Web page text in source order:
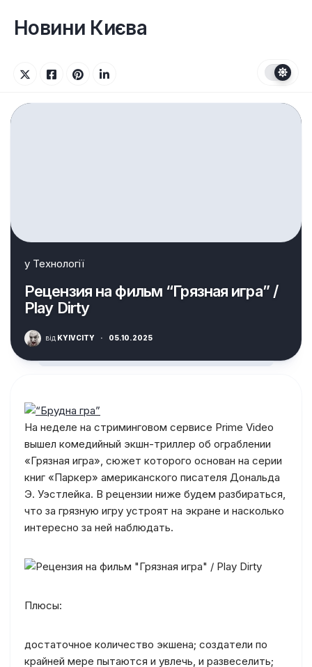
вмістуНовини Києва
у Технології
Рецензия на фильм “Грязная игра” /
Play Dirty
від KYIVCITY · 05.10.2025
На неделе на стриминговом сервисе Prime Video
вышел комедийный экшн-триллер об ограблении
«Грязная игра», сюжет которого основан на серии
книг «Паркер» американского писателя Дональда
Э. Уэстлейка. В рецензии ниже будем разбираться,
что за грязную игру устроят на экране и насколько
интересно за ней наблюдать.
Плюсы:
достаточное количество экшена; создатели по
крайней мере пытаются и увлечь, и развеселить;